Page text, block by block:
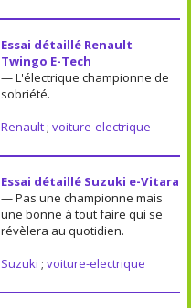
Essai détaillé Renault
Twingo E-Tech
— L'électrique championne de
sobriété.
Renault; voiture-electrique
Essai détaillé Suzuki e-Vitara
— Pas une championne mais
une bonne à tout faire qui se
révèlera au quotidien.
Suzuki ; voiture-electrique